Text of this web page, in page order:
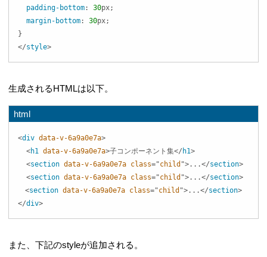
padding-bottom: 30px;
margin-bottom: 30px;
}
</style>
生成されるHTMLは以下。
html
<div data-v-6a9a0e7a>
<h1 data-v-6a9a0e7a>子コンポーネント集</ h1>
<section data-v-6a9a0e7a class="child ">...</section>
<section data-v-6a9a0e7a class="child ">...</section>
<section data-v-6a9a0e7a class="child ">...</section>
</div>
また、下記のstyleが追加される。